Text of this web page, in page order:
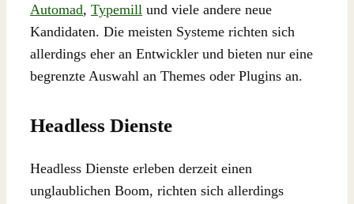
Automad, Typemill und viele andere neue
Kandidaten. Die meisten Systeme richten sich
allerdings eher an Entwickler und bieten nur eine
begrenzte Auswahl an Themes oder Plugins an.
Headless Dienste
Headless Dienste erleben derzeit einen
unglaublichen Boom, richten sich allerdings